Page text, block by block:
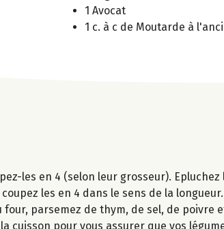
1 Avocat
1 c. à c de Moutarde à
les en 4 (selon leur grosseur).
les en 4 dans le sens de la
four, parsemez de thym, de sel, de
cuisson pour vous assurer que vos